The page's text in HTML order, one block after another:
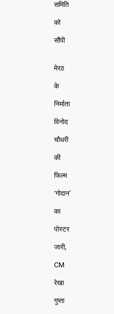
समिति
को
सौंपी
मेरठ
के
निर्माता
विनोद
चौधरी
की
फिल्म
‘गोदान’
का
पोस्टर
जारी,
CM
रेखा
गुप्ता